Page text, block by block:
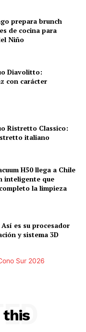
prepara brunch
de cocina para
Niño
Diavolitto:
con carácter
Ristretto Classico:
italiano
H50 llega a Chile
inteligente que
la limpieza
es su procesador
y sistema 3D
this